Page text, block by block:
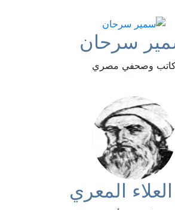
سرحان
وصحفي مصري
العلاء المعري